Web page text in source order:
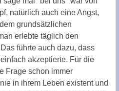
natürlich auch eine Angst,
grundsätzlichen
erlebte täglich den
führte auch dazu, dass
akzeptierte. Für die
Frage schon immer
in ihrem Leben existent und